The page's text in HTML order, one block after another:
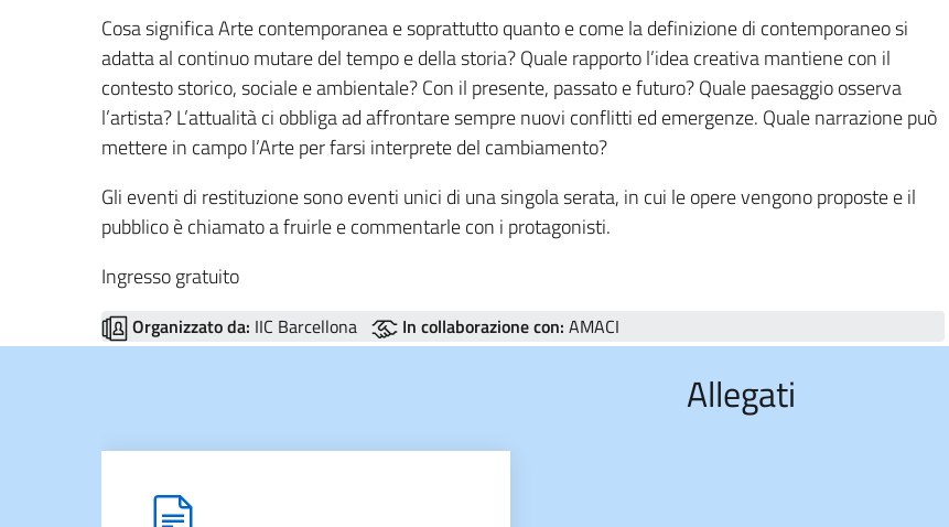
Cosa significa Arte contemporanea e soprattutto quanto e come la definizione di contemporaneo si
adatta al continuo mutare del tempo e della storia? Quale rapporto l’idea creativa mantiene con il
contesto storico, sociale e ambientale? Con il presente, passato e futuro? Quale paesaggio osserva
l’artista? L’attualità ci obbliga ad affrontare sempre nuovi conflitti ed emergenze. Quale narrazione può
mettere in campo l’Arte per farsi interprete del cambiamento?
Gli eventi di restituzione sono eventi unici di una singola serata, in cui le opere vengono proposte e il
pubblico è chiamato a fruirle e commentarle con i protagonisti.
Ingresso gratuito
Organizzato da: IIC Barcellona In collaborazione con: AMACI
Allegati